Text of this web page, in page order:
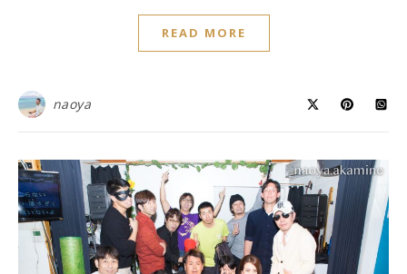
READ MORE
naoya